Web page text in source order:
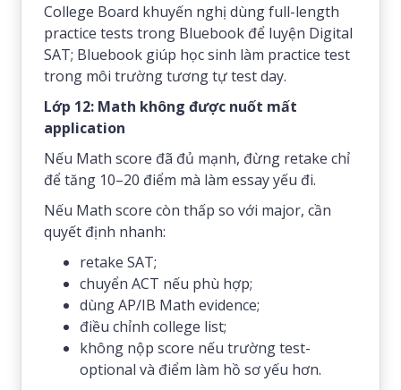
College Board khuyến nghị dùng full-length
practice tests trong Bluebook để luyện Digital
SAT; Bluebook giúp học sinh làm practice test
trong môi trường tương tự test day.
Lớp 12: Math không được nuốt mất
application
Nếu Math score đã đủ mạnh, đừng retake chỉ
để tăng 10–20 điểm mà làm essay yếu đi.
Nếu Math score còn thấp so với major, cần
quyết định nhanh:
retake SAT;
chuyển ACT nếu phù hợp;
dùng AP/IB Math evidence;
điều chỉnh college list;
không nộp score nếu trường test-
optional và điểm làm hồ sơ yếu hơn.